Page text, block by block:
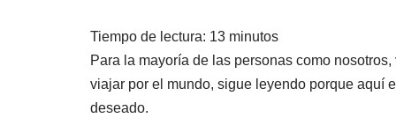
Tiempo de lectura: 13 minutos
Para la mayoría de las personas como
viajar por el mundo, sigue leyendo porque aquí
deseado.